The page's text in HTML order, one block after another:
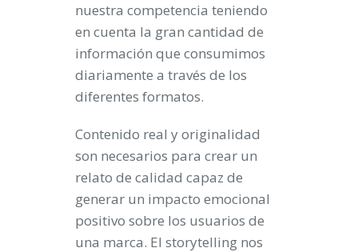
nuestra competencia teniendo
en cuenta la gran cantidad de
información que consumimos
diariamente a través de los
diferentes formatos.
Contenido real y originalidad
son necesarios para crear un
relato de calidad capaz de
generar un impacto emocional
positivo sobre los usuarios de
una marca. El storytelling nos